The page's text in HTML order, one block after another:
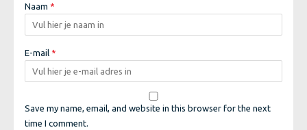
Naam *
E-mail *
Save my name, email, and website in this browser for the next
time I comment.